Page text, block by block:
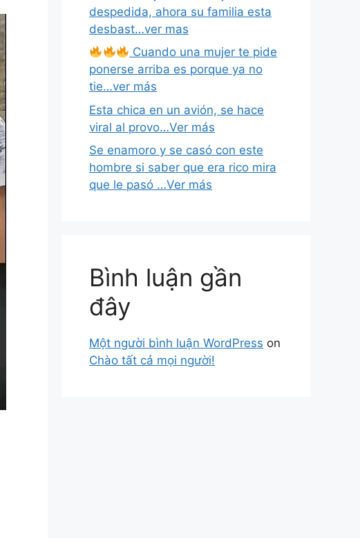
despedida, ahora su familia esta
desbast…ver mas
Cuando una mujer te pide
ponerse arriba es porque ya no
tie…ver más
Esta chica en un avión, se hace
viral al provo…Ver más
Se enamoro y se casó con este
hombre si saber que era rico mira
que le pasó …Ver más
Bình luận gần
đây
Một người bình luận WordPress on
Chào tất cả mọi người!